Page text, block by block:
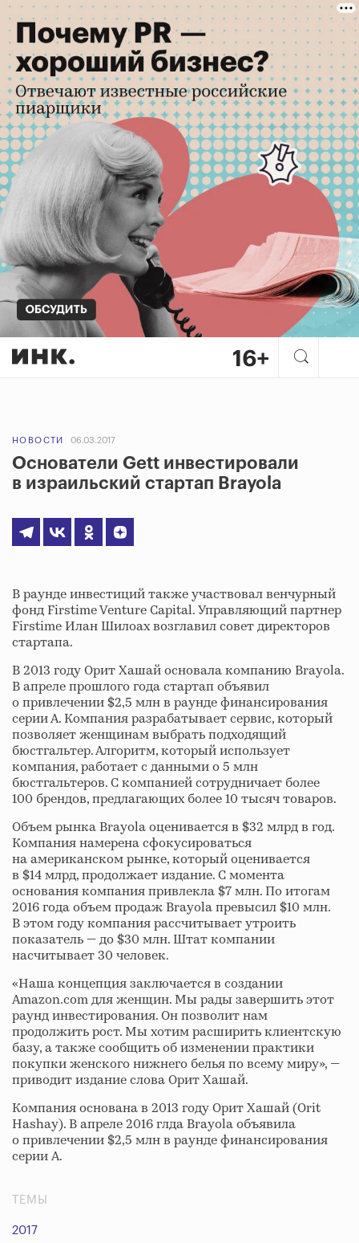
НОВОСТИ 06.03.2017
Основатели Gett инвестировали
в израильский стартап Brayola
В раунде инвестиций также участвовал венчурный
фонд Firstime Venture Capital. Управляющий партнер
Firstime Илан Шилоах возглавил совет директоров
стартапа.
В 2013 году Орит Хашай основала компанию Brayola.
В апреле прошлого года стартап объявил
о привлечении $2,5 млн в раунде финансирования
серии А. Компания разрабатывает сервис, который
позволяет женщинам выбрать подходящий
бюстгальтер. Алгоритм, который использует
компания, работает с данными о 5 млн
бюстгальтеров. С компанией сотрудничает более
100 брендов, предлагающих более 10 тысяч товаров.
Объем рынка Brayola оценивается в $32 млрд в год.
Компания намерена сфокусироваться
на американском рынке, который оценивается
в $14 млрд, продолжает издание. С момента
основания компания привлекла $7 млн. По итогам
2016 года объем продаж Brayola превысил $10 млн.
В этом году компания рассчитывает утроить
показатель — до $30 млн. Штат компании
насчитывает 30 человек.
«Наша концепция заключается в создании
Amazon.com для женщин. Мы рады завершить этот
раунд инвестирования. Он позволит нам
продолжить рост. Мы хотим расширить клиентскую
базу, а также сообщить об изменении практики
покупки женского нижнего белья по всему миру», —
приводит издание слова Орит Хашай.
Компания основана в 2013 году Орит Хашай (Orit
Hashay). В апреле 2016 глда Brayola объявила
о привлечении $2,5 млн в раунде финансирования
серии A.
ТЕМЫ
2017